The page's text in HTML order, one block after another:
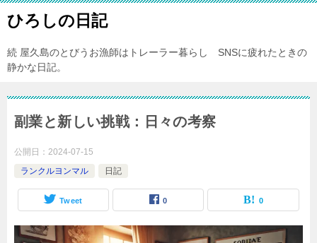
ひろしの日記
続 屋久島のとびうお漁師はトレーラー暮らし SNSに疲れたときの
静かな日記。
副業と新しい挑戦：日々の考察
公開日： 2024-07-15
ランクルヨンマル
日記
Tweet 0 0